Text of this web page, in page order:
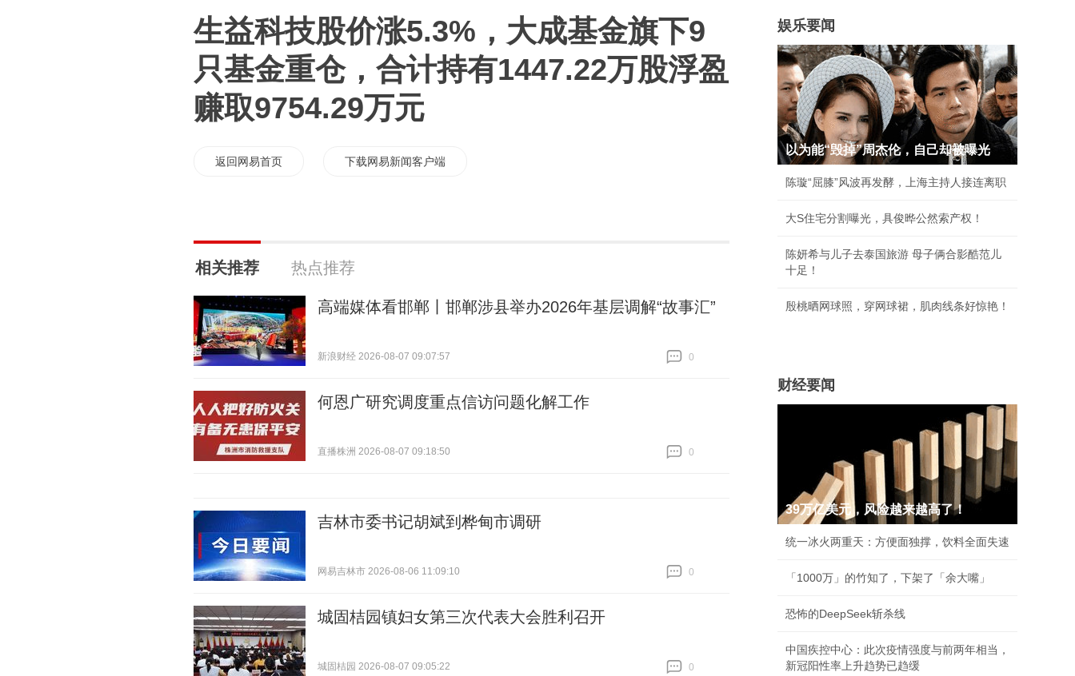
生益科技股价涨5.3%，大成基金旗下9
只基金重仓，合计持有1447.22万股浮盈
赚取9754.29万元
返回网易首页 下载网易新闻客户端
相关推荐 热点推荐
高端媒体看邯郸丨邯郸涉县举办2026年基层调解“故事汇”
新浪财经 2026-08-07 09:07:57
0
何恩广研究调度重点信访问题化解工作
直播株洲 2026-08-07 09:18:50
0
吉林市委书记胡斌到桦甸市调研
网易吉林市 2026-08-06 11:09:10
0
城固桔园镇妇女第三次代表大会胜利召开
城固桔园 2026-08-07 09:05:22
0
娱乐要闻
以为能“毁掉”周杰伦，自己却被曝光
陈璇“屈膝”风波再发酵，上海主持人接连离职
大S住宅分割曝光，具俊晔公然索产权！
陈妍希与儿子去泰国旅游 母子俩合影酷范儿
十足！
殷桃晒网球照，穿网球裙，肌肉线条好惊艳！
财经要闻
39万亿美元，风险越来越高了！
统一冰火两重天：方便面独撑，饮料全面失速
「1000万」的竹知了，下架了「余大嘴」
恐怖的DeepSeek斩杀线
中国疾控中心：此次疫情强度与前两年相当，
新冠阳性率上升趋势已趋缓